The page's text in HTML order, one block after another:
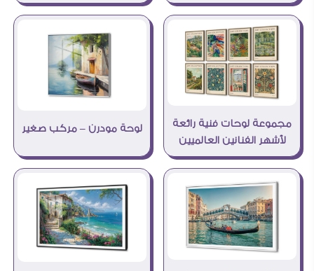
مجموعة لوحات فنية رائعة
لأشهر الفنانين العالميين
لوحة مودرن – مركب صغير